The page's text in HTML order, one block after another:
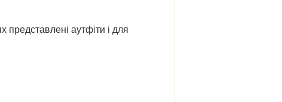
представлені аутфіти і для